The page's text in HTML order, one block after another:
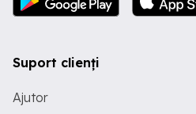
Suport clienți
Ajutor